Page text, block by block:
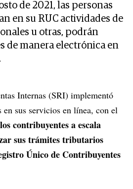
de 2021, las personas
en su RUC actividades de
u otras, podrán
de manera electrónica en
Internas (SRI) implementó
en sus servicios en línea, con el
los contribuyentes a escala
sus trámites tributarios
Único de Contribuyentes